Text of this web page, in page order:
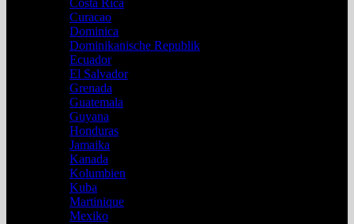
Costa Rica
Curacao
Dominica
Dominikanische Republik
Ecuador
El Salvador
Grenada
Guatemala
Guyana
Honduras
Jamaika
Kanada
Kolumbien
Kuba
Martinique
Mexiko